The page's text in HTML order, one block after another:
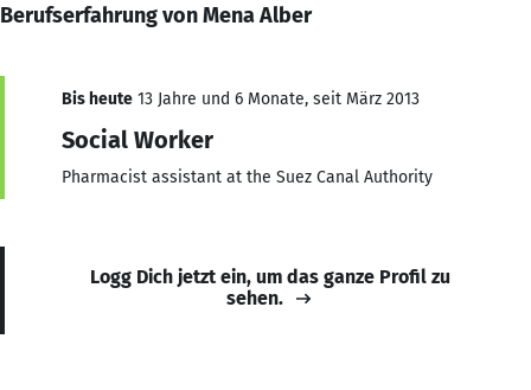
Berufserfahrung von Mena Alber
Bis heute 13 Jahre und 6 Monate, seit März 2013
Social Worker
Pharmacist assistant at the Suez Canal Authority
Logg Dich jetzt ein, um das ganze Profil zu
sehen.